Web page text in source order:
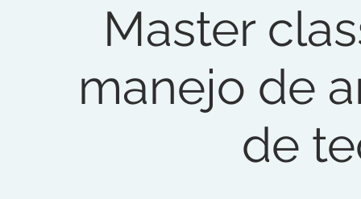
Master
manejo de
de